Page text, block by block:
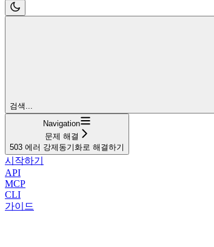
검색...
Navigation
문제 해결
503 에러 강제동기화로 해결하기
시작하기
API
MCP
CLI
가이드